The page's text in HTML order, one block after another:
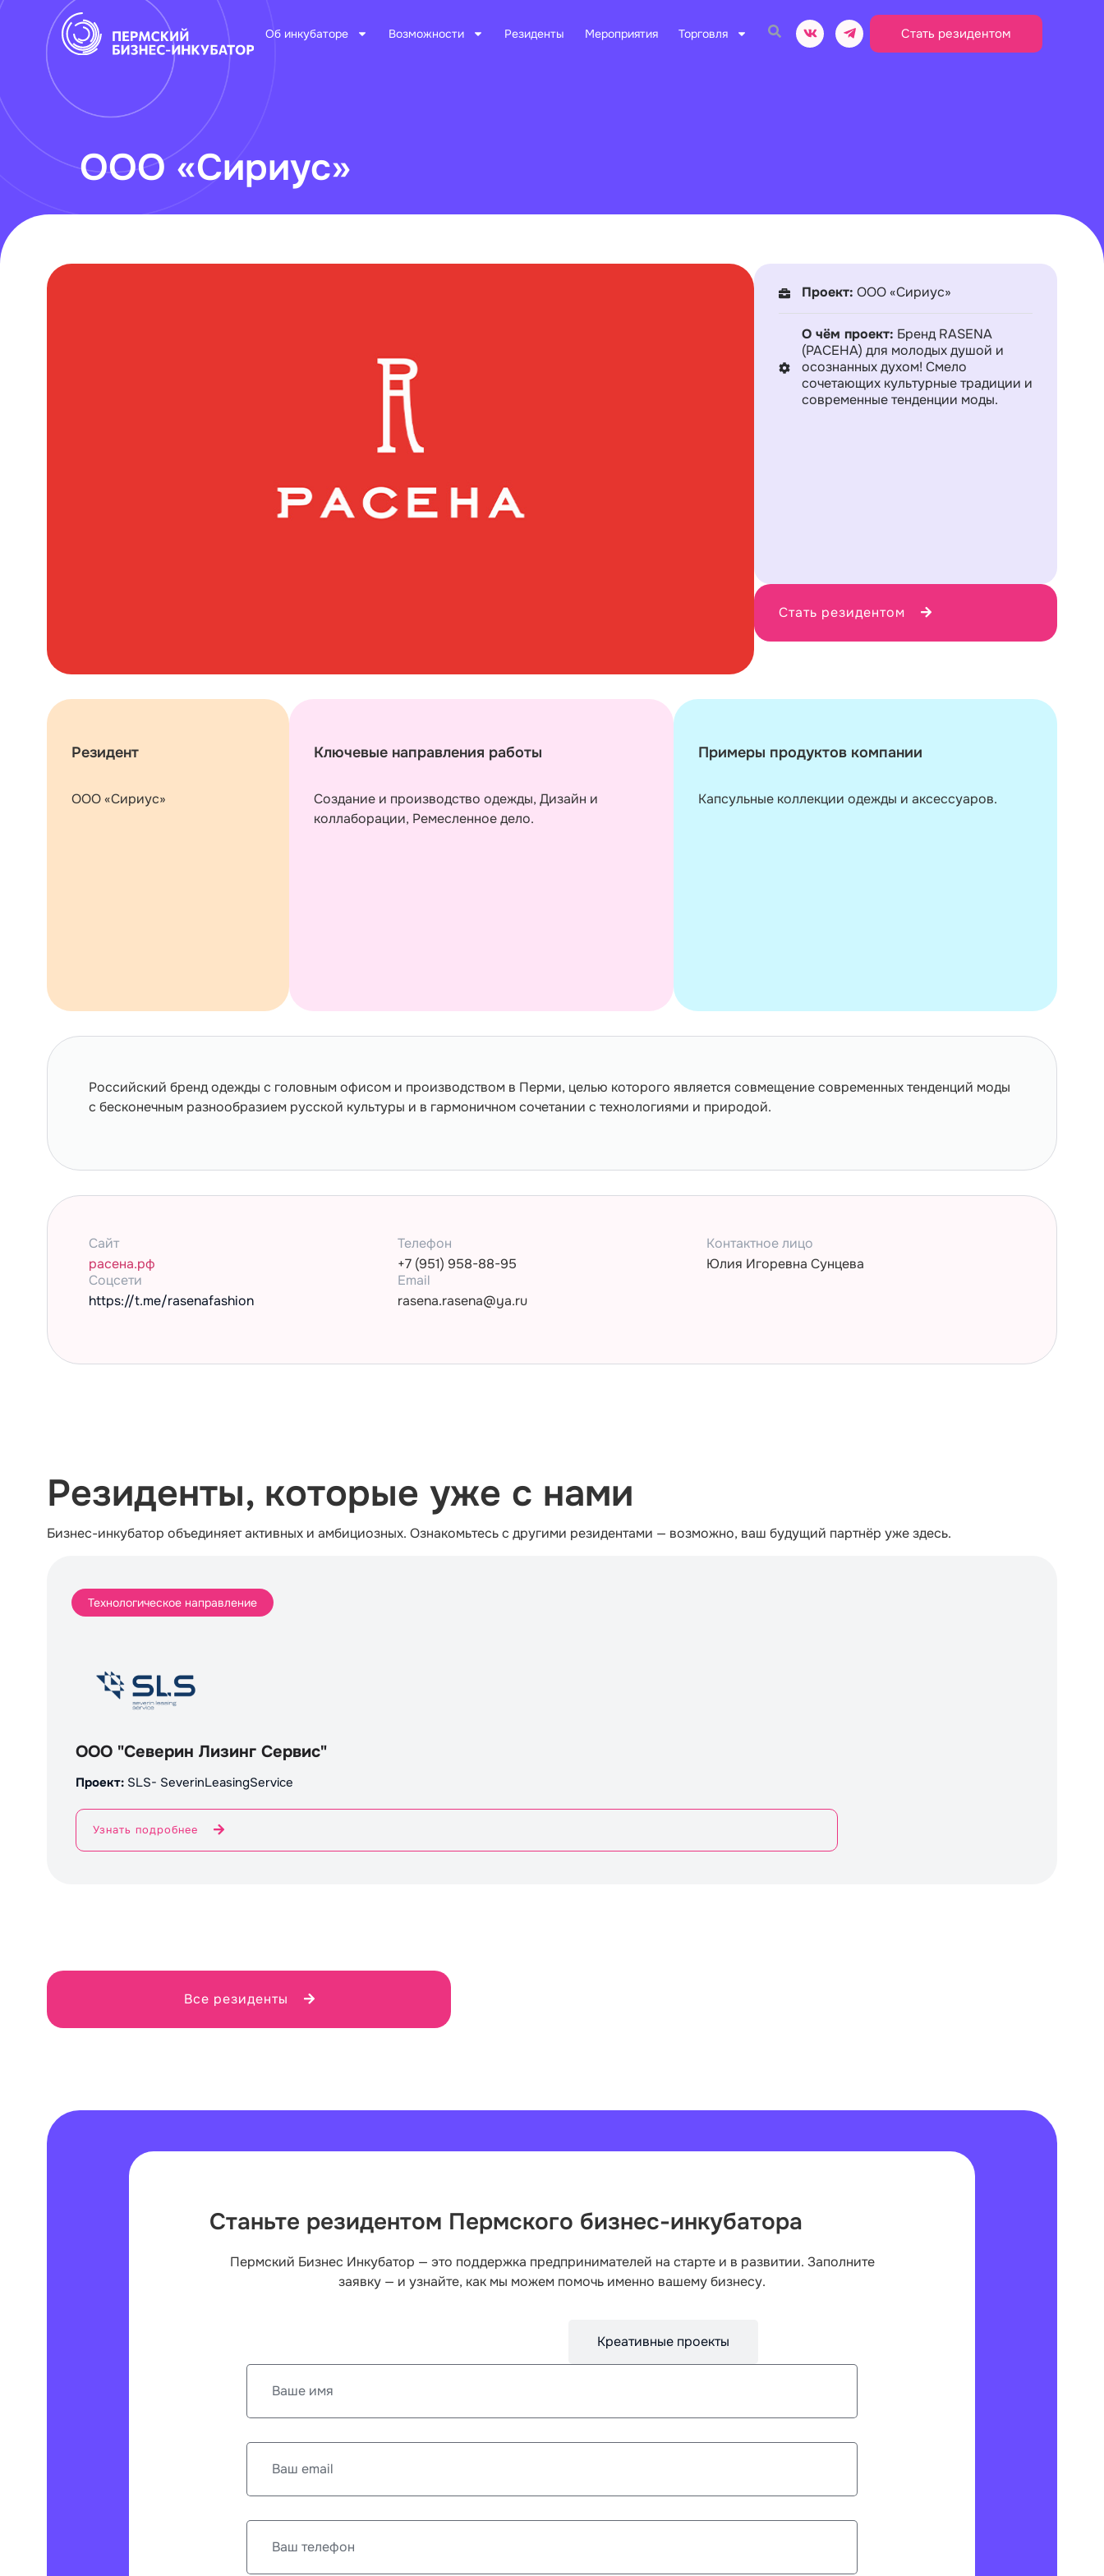
Об инкубаторе Возможности Резиденты Мероприятия Торговля Стать резидентом
ООО «Сириус»
Проект: ООО «Сириус»
О чём проект: Бренд RASENA
(РАСЕНА) для молодых душой и
осознанных духом! Смело
сочетающих культурные традиции и
современные тенденции моды.
Стать резидентом
Резидент
ООО «Сириус»
Ключевые направления работы
Создание и производство одежды, Дизайн и
коллаборации, Ремесленное дело.
Примеры продуктов компании
Капсульные коллекции одежды и аксессуаров.
Российский бренд одежды с головным офисом и производством в Перми, целью которого является совмещение современных тенденций моды
с бесконечным разнообразием русской культуры и в гармоничном сочетании с технологиями и природой.
Сайт
расена.рф
Cоцсети
https://t.me/rasenafashion
Телефон
+7 (951) 958-88-95
Email
rasena.rasena@ya.ru
Контактное лицо
Юлия Игоревна Сунцева
Резиденты, которые уже с нами
Бизнес-инкубатор объединяет активных и амбициозных. Ознакомьтесь с другими резидентами — возможно, ваш будущий партнёр уже здесь.
Технологическое направление
ООО "Северин Лизинг Сервис"
Проект: SLS- SeverinLeasingService
Узнать подробнее
Все резиденты
Станьте резидентом Пермского бизнес-инкубатора
Пермский Бизнес Инкубатор — это поддержка предпринимателей на старте и в развитии. Заполните
заявку — и узнайте, как мы можем помочь именно вашему бизнесу.
Креативные проекты